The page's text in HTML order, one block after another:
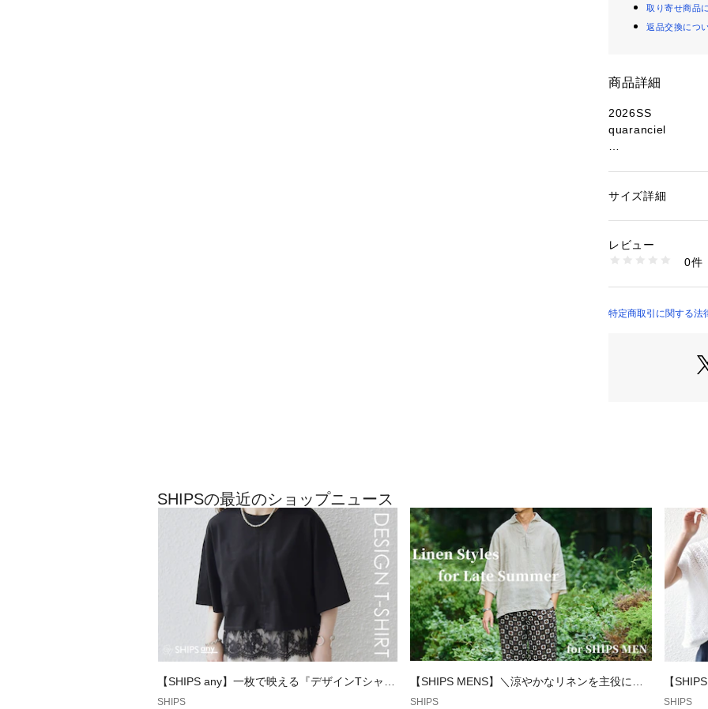
取り寄せ商品
返品交換につ
商品詳細
2026SS
quaranciel
クキャップ。
程よい深さとカー
く決まるシルエッ
デイリーからきれ
ィング加工のため
※手でやさしく押
機械洗いは厳禁。
※洗濯時の色落ち
分けて洗濯してく
※洗濯の際は、水
剤をご使用くださ
※漂白剤の使用は
※洗濯後は型崩れ
ださい。
性別：レディース
5%、 ポリウレタン
618510005 （ショ
サイズ詳細
レビュー
0件
特定商取引に関する法
SHIPSの最近のショップニュース
【SHIPS any】一枚で映える『デザインTシャ
ツ』特集♪
SHIPS
【SHIPS MENS】＼涼やかなリネンを主役に／
晩夏アイテム特集
SHIPS
【
SHIPS